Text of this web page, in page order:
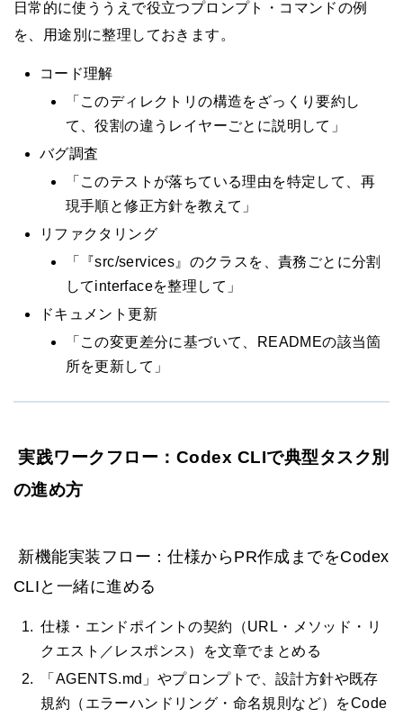
日常的に使ううえで役立つプロンプト・コマンドの例
を、用途別に整理しておきます。
コード理解
「このディレクトリの構造をざっくり要約し
て、役割の違うレイヤーごとに説明して」
バグ調査
「このテストが落ちている理由を特定して、再
現手順と修正方針を教えて」
リファクタリング
「『src/services』のクラスを、責務ごとに分割
してinterfaceを整理して」
ドキュメント更新
「この変更差分に基づいて、READMEの該当箇
所を更新して」
実践ワークフロー：Codex CLIで典型タスク別
の進め方
新機能実装フロー：仕様からPR作成までをCodex
CLIと一緒に進める
仕様・エンドポイントの契約（URL・メソッド・リ
クエスト／レスポンス）を文章でまとめる
「AGENTS.md」やプロンプトで、設計方針や既存
規約（エラーハンドリング・命名規則など）をCode